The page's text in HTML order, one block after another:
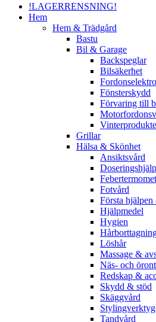
!LAGERRENSNING!
Hem
Hem & Trädgård
Bastu
Bil & Garage
Backspeglar
Bilsäkerhet
Fönsterskydd
Förvaring till
Grillar
Hälsa & Skönhet
Ansiktsvård
Fotvård
Första hjälpen
Hjälpmedel
Hygien
Löshår
Massage &
Näs- och
Redskap &
Skydd & stöd
Skäggvård
Tandvård